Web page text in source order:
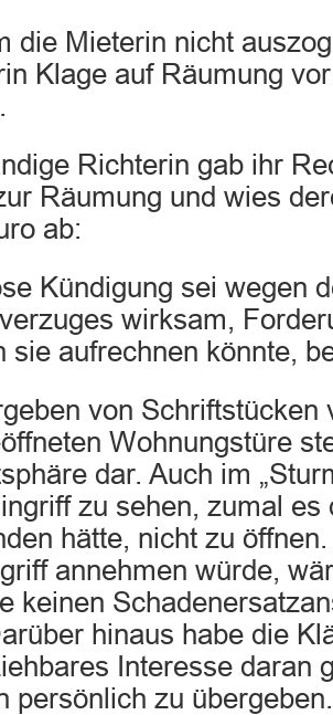
die Mieterin nicht
Klage auf Räumung
Richterin gab ihr
Räumung und wies
ab:
Kündigung sei wegen
wirksam,
sie aufrechnen könnte,
von Schriftstücken
Wohnungstüre
dar. Auch im
zu sehen, zumal es
hätte, nicht zu
annehmen würde,
keinen
hinaus habe die
Interesse daran
persönlich zu übergeben.